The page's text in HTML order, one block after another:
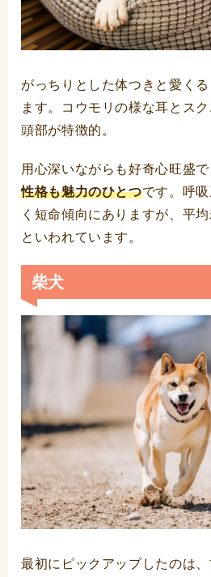
がっちりとした体つきと愛く
ます。コウモリの様な耳とス
頭部が特徴的。
用心深いながらも好奇心旺盛で
性格も魅力のひとつです。呼
く短命傾向にありますが、平
といわれています。
柴犬
最初にピックアップしたのは